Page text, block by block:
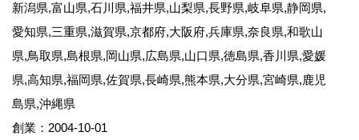
新潟県,富山県,石川県,福井県,山梨県,長野県,岐阜県,静岡県,
愛知県,三重県,滋賀県,京都府,大阪府,兵庫県,奈良県,和歌山
県,鳥取県,島根県,岡山県,広島県,山口県,徳島県,香川県,愛媛
県,高知県,福岡県,佐賀県,長崎県,熊本県,大分県,宮崎県,鹿児
島県,沖縄県
創業：2004-10-01